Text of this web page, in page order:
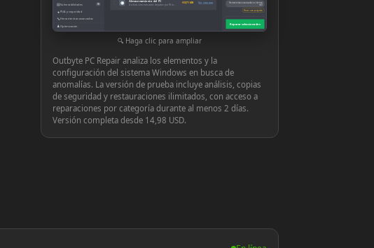
▤Vulnerabilidades 10
● PUA y seguridad
🔧Herramientas avanzadas
♟Optimización
◉ Archivos innecesarios dejados por Windows o las aplicaciones
939,71 MB Ver y reparar Herramientas avanzadas en tiempo
real
Hacer una pregunta
Reparar seleccionados
Haga clic para ampliar
Outbyte PC Repair analiza los elementos y la
configuración del sistema Windows en busca de
anomalías. La versión de prueba incluye análisis, copias
de seguridad y restauraciones ilimitados, con acceso a
reparaciones por categoría durante al menos 2 días.
Versión completa desde 14,98 USD.